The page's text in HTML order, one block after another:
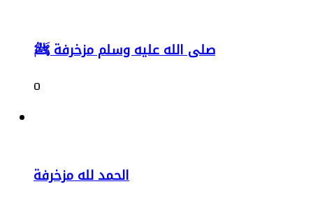
صلى الله عليه وسلم مزخرفة ﷺ
0
الحمد لله مزخرفة